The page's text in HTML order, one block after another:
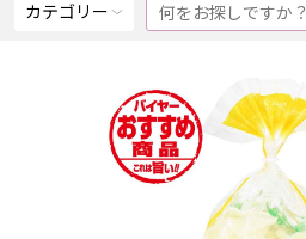
カテゴリー